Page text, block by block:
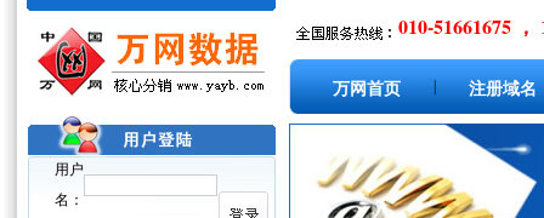
用户
名：
010-51661675 ，
万网首页 注册域名